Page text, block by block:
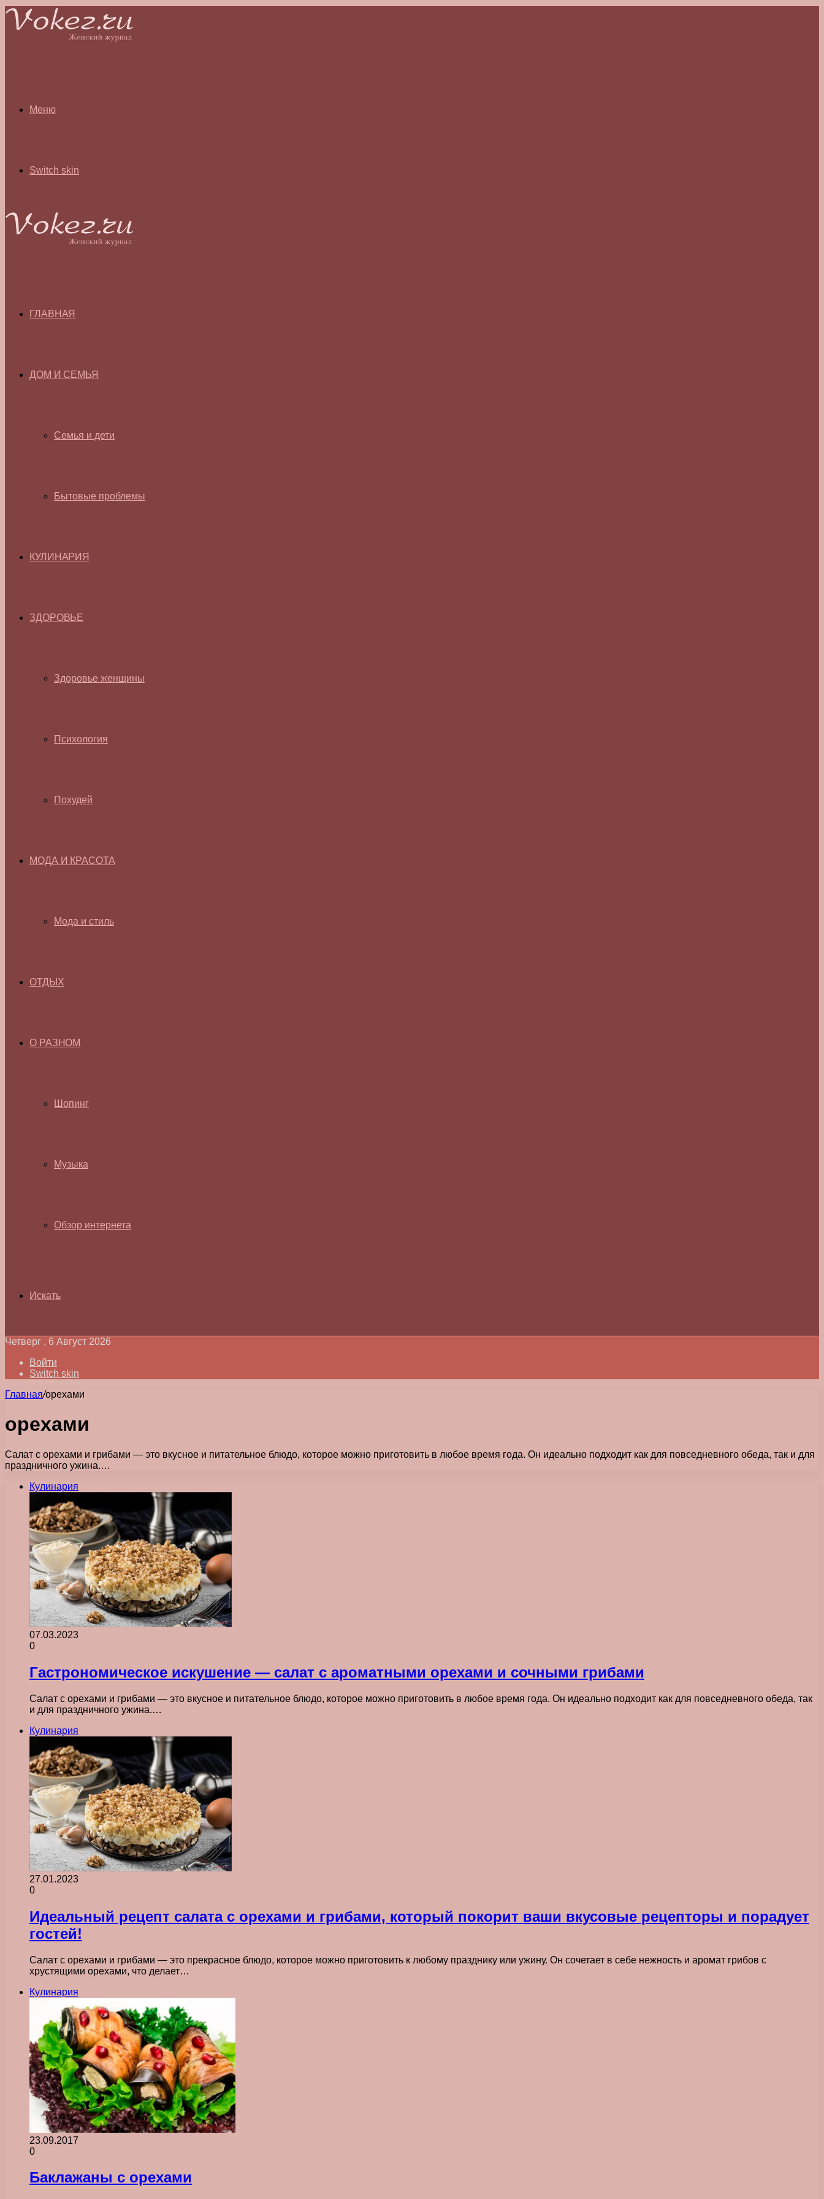
Меню
Switch skin
ГЛАВНАЯ
ДОМ И СЕМЬЯ
Семья и дети
Бытовые проблемы
КУЛИНАРИЯ
ЗДОРОВЬЕ
Здоровье женщины
Психология
Похудей
МОДА И КРАСОТА
Мода и стиль
ОТДЫХ
О РАЗНОМ
Шопинг
Музыка
Обзор интернета
Искать
Четверг , 6 Август 2026
Войти
Switch skin
Главная/орехами
орехами
Салат с орехами и грибами — это вкусное и питательное блюдо, которое можно приготовить в любое время года. Он идеально подходит как для повседневного обеда, так и для
праздничного ужина.…
Кулинария
07.03.2023
0
Гастрономическое искушение — салат с ароматными орехами и сочными грибами
Салат с орехами и грибами — это вкусное и питательное блюдо, которое можно приготовить в любое время года. Он идеально подходит как для повседневного обеда, так
и для праздничного ужина.…
Кулинария
27.01.2023
0
Идеальный рецепт салата с орехами и грибами, который покорит ваши вкусовые рецепторы и порадует
гостей!
Салат с орехами и грибами — это прекрасное блюдо, которое можно приготовить к любому празднику или ужину. Он сочетает в себе нежность и аромат грибов с
хрустящими орехами, что делает…
Кулинария
23.09.2017
0
Баклажаны с орехами